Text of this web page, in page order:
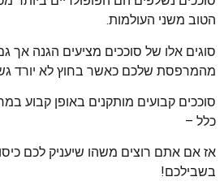
הטוב משני העולמות.
סוגים אלו של סוככים מציעים הגנה אך
מהמרפסת שלכם כאשר בחוץ לא יורד
סוככים קבועים מותקנים באופן קבוע
כלל –
אז אם אתם רוצים משהו שיעניק לכם
בשבילכם!